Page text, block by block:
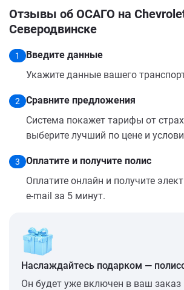
Отзывы об ОСАГО на
Северодвинске
1
Введите данные
Укажите данные вашего
2
Сравните предложения
Система покажет тарифы от
выберите лучший по цене и
3
Оплатите и получите полис
Оплатите онлайн и получите
e-mail за 5 минут.
Наслаждайтесь подарком —
Он будет уже включен в ваш заказ